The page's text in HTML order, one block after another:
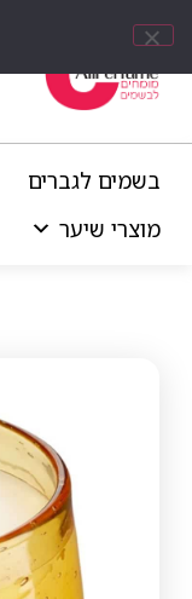
בשמים לגברים
מוצרי שיער